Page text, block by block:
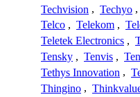
Techvision , Techyo ,
Telco , Telekom ,
Teletek Electronics ,
Tensky , Tenvis ,
Tethys Innovation ,
Thingino ,